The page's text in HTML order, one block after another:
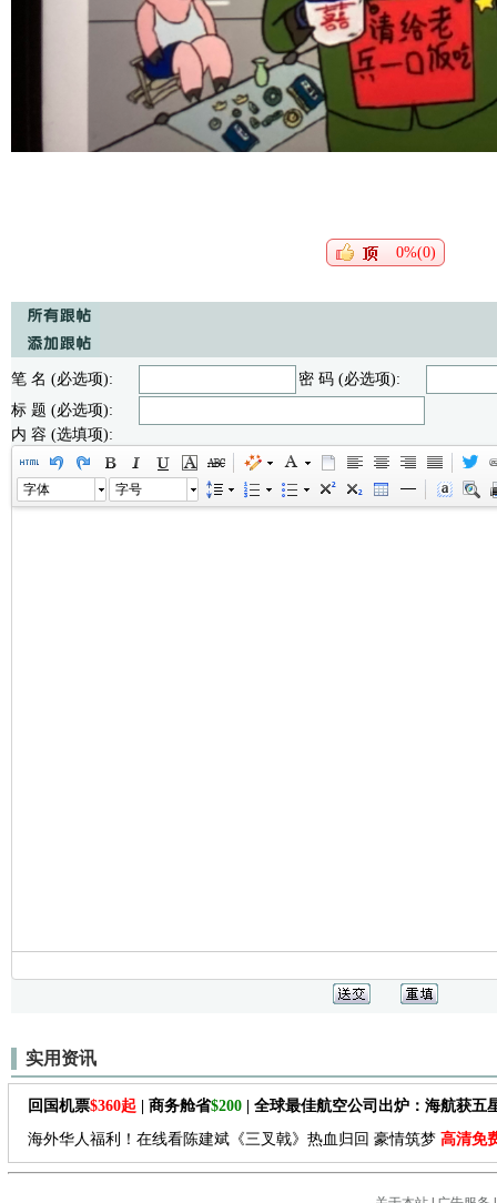
0%(0)
笔 名 (必选项):
密 码 (必选项):
标 题 (必选项):
内 容 (选填项):
字体 字号
实用资讯
回国机票$360起 | 商务舱省$200 | 全球最佳航空公司出炉：海航获五
海外华人福利！在线看陈建斌《三叉戟》热血归回 豪情筑梦 高清免